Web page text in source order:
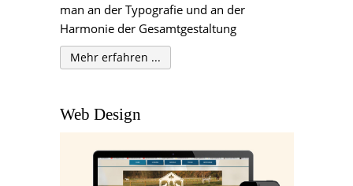
man an der Typografie und an der
Harmonie der Gesamtgestaltung
Mehr erfahren ...
Web Design